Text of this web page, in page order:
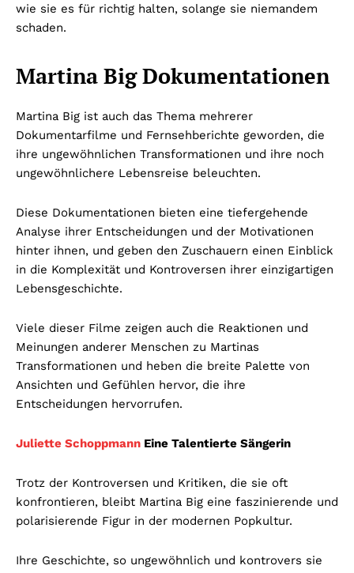
wie sie es für richtig halten, solange sie niemandem
schaden.
Martina Big Dokumentationen
Martina Big ist auch das Thema mehrerer
Dokumentarfilme und Fernsehberichte geworden, die
ihre ungewöhnlichen Transformationen und ihre noch
ungewöhnlichere Lebensreise beleuchten.
Diese Dokumentationen bieten eine tiefergehende
Analyse ihrer Entscheidungen und der Motivationen
hinter ihnen, und geben den Zuschauern einen Einblick
in die Komplexität und Kontroversen ihrer einzigartigen
Lebensgeschichte.
Viele dieser Filme zeigen auch die Reaktionen und
Meinungen anderer Menschen zu Martinas
Transformationen und heben die breite Palette von
Ansichten und Gefühlen hervor, die ihre
Entscheidungen hervorrufen.
Juliette Schoppmann Eine Talentierte Sängerin
Trotz der Kontroversen und Kritiken, die sie oft
konfrontieren, bleibt Martina Big eine faszinierende und
polarisierende Figur in der modernen Popkultur.
Ihre Geschichte, so ungewöhnlich und kontrovers sie